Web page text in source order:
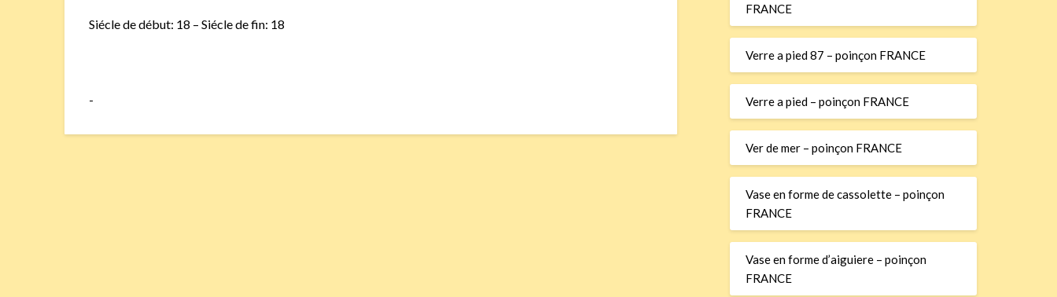
Siécle de début: 18 – Siécle de fin: 18
-
FRANCE
Verre a pied 87 – poinçon FRANCE
Verre a pied – poinçon FRANCE
Ver de mer – poinçon FRANCE
Vase en forme de cassolette – poinçon
FRANCE
Vase en forme d’aiguiere – poinçon
FRANCE